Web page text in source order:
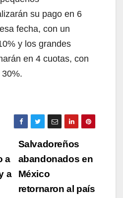
su pago en 6
fecha, con un
y los grandes
en 4 cuotas, con
Salvadoreños
abandonados en
México
retornaron al país
a
a